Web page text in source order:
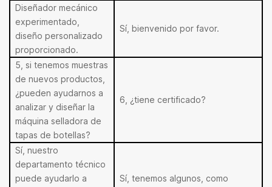
Diseñador mecánico
experimentado,
diseño personalizado
proporcionado.
Sí, bienvenido por favor.
5, si tenemos muestras
de nuevos productos,
¿pueden ayudarnos a
analizar y diseñar la
máquina selladora de
tapas de botellas?
6, ¿tiene certificado?
Sí, nuestro
departamento técnico
puede ayudarlo a
Sí, tenemos algunos, como